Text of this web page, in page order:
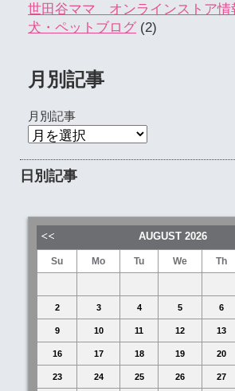
世田谷ママ オンラインストア情
犬・ペットブログ (2)
月別記事
月別記事
日別記事
AUGUST 2026
Su Mo Tu We Th
2 3 4 5 6
9 10 11 12 13
16 17 18 19 20
23 24 25 26 27